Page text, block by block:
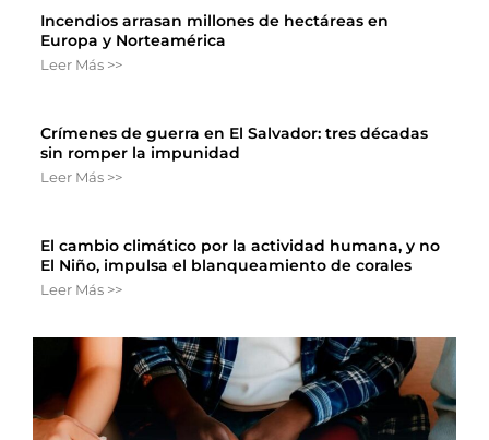
Incendios arrasan millones de hectáreas en
Europa y Norteamérica
Leer Más >>
Crímenes de guerra en El Salvador: tres décadas
sin romper la impunidad
Leer Más >>
El cambio climático por la actividad humana, y no
El Niño, impulsa el blanqueamiento de corales
Leer Más >>